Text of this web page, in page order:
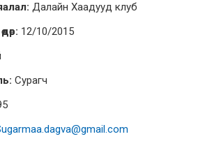
Далайн Хаадууд клуб
12/10/2015
Сурагч